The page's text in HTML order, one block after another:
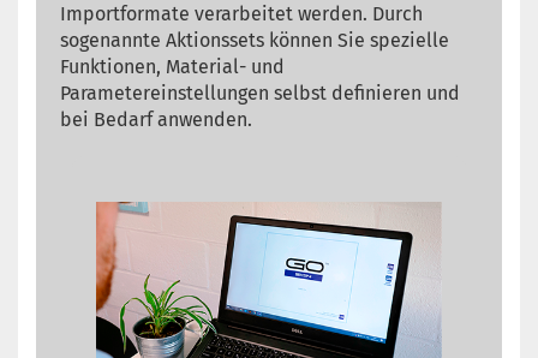
Importformate verarbeitet werden. Durch
sogenannte Aktionssets können Sie spezielle
Funktionen, Material- und
Parametereinstellungen selbst definieren und
bei Bedarf anwenden.